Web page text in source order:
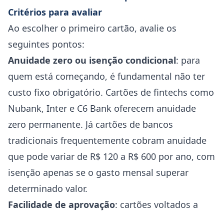
Critérios para avaliar
Ao escolher o primeiro cartão, avalie os
seguintes pontos:
Anuidade zero ou isenção condicional: para
quem está começando, é fundamental não ter
custo fixo obrigatório. Cartões de fintechs como
Nubank, Inter e C6 Bank oferecem anuidade
zero permanente. Já cartões de bancos
tradicionais frequentemente cobram anuidade
que pode variar de R$ 120 a R$ 600 por ano, com
isenção apenas se o gasto mensal superar
determinado valor.
Facilidade de aprovação: cartões voltados a